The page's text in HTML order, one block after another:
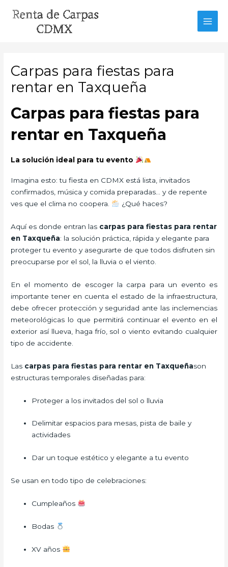
Carpas para fiestas para
rentar en Taxqueña
Carpas para fiestas para
rentar en Taxqueña
La solución ideal para tu evento
Imagina esto: tu fiesta en CDMX está lista, invitados
confirmados, música y comida preparadas… y de repente
ves que el clima no coopera.
¿Qué haces?
Aquí es donde entran las carpas para fiestas para rentar
en Taxqueña: la solución práctica, rápida y elegante para
proteger tu evento y asegurarte de que todos disfruten sin
preocuparse por el sol, la lluvia o el viento.
En el momento de escoger la carpa para un evento es
importante tener en cuenta el estado de la infraestructura,
debe ofrecer protección y seguridad ante las inclemencias
meteorológicas lo que permitirá continuar el evento en el
exterior así llueva, haga frío, sol o viento evitando cualquier
tipo de accidente.
Las carpas para fiestas para rentar en Taxqueñason
estructuras temporales diseñadas para:
Proteger a los invitados del sol o lluvia
Delimitar espacios para mesas, pista de baile y
actividades
Dar un toque estético y elegante a tu evento
Se usan en todo tipo de celebraciones:
Cumpleaños
Bodas
XV años